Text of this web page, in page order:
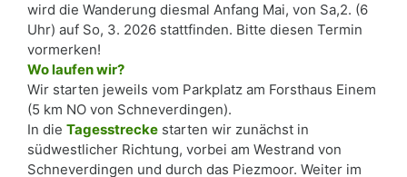
wird die Wanderung diesmal Anfang Mai, von Sa,2. (6
Uhr) auf So, 3. 2026 stattfinden. Bitte diesen Termin
vormerken!
Wo laufen wir?
Wir starten jeweils vom Parkplatz am Forsthaus Einem
(5 km NO von Schneverdingen).
In die Tagesstrecke starten wir zunächst in
südwestlicher Richtung, vorbei am Westrand von
Schneverdingen und durch das Piezmoor. Weiter im